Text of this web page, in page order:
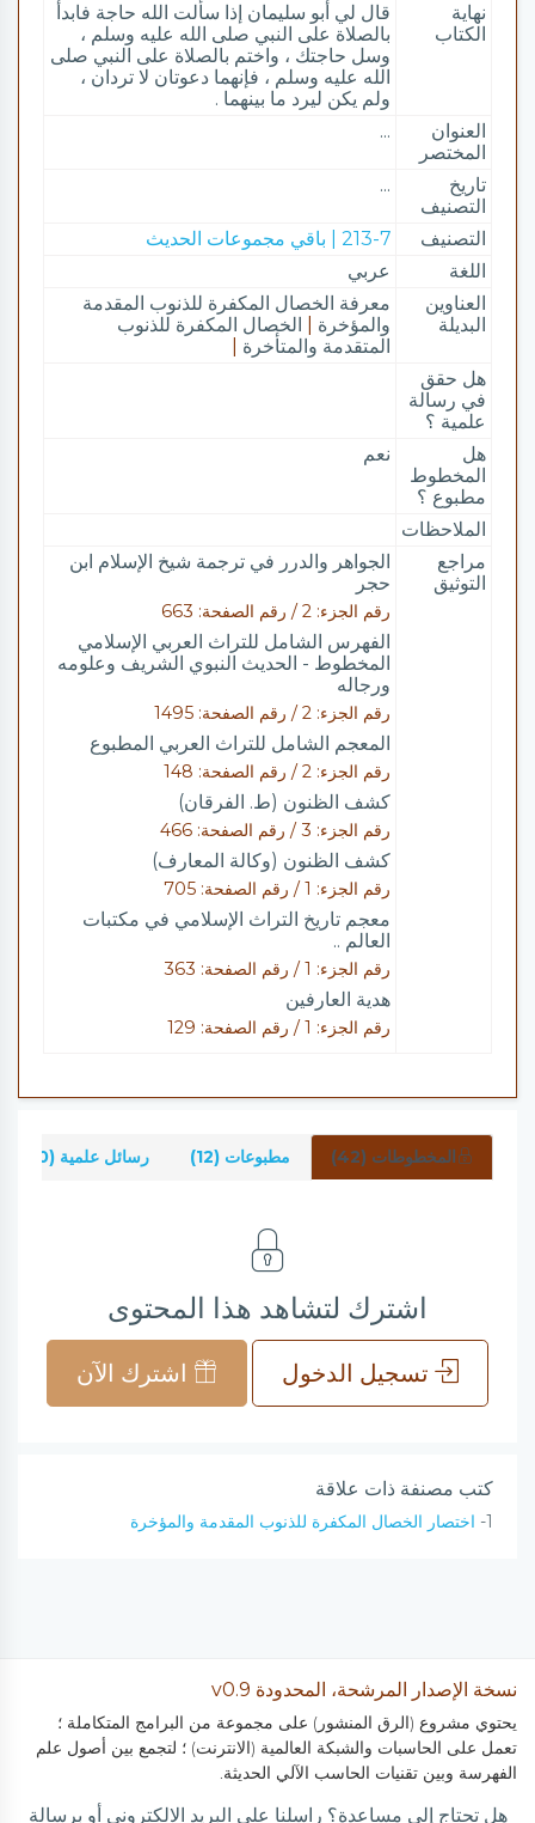
نهاية
الكتاب
قال لي أبو سليمان إذا سألت الله حاجة فابدأ
بالصلاة على النبي صلى الله عليه وسلم ،
وسل حاجتك ، واختم بالصلاة على النبي صلى
الله عليه وسلم ، فإنهما دعوتان لا تردان ،
ولم يكن ليرد ما بينهما .
العنوان
المختصر
...
تاريخ
التصنيف
...
التصنيف
213-7 | باقي مجموعات الحديث
اللغة
عربي
العناوين
البديلة
معرفة الخصال المكفرة للذنوب المقدمة
والمؤخرة
الخصال المكفرة للذنوب
المتقدمة والمتأخرة
هل حقق
في رسالة
علمية ؟
هل
المخطوط
مطبوع ؟
نعم
الملاحظات
مراجع
التوثيق
الجواهر والدرر في ترجمة شيخ الإسلام ابن
حجر
رقم الجزء: 2 / رقم الصفحة: 663
الفهرس الشامل للتراث العربي الإسلامي
المخطوط - الحديث النبوي الشريف وعلومه
ورجاله
رقم الجزء: 2 / رقم الصفحة: 1495
المعجم الشامل للتراث العربي المطبوع
رقم الجزء: 2 / رقم الصفحة: 148
كشف الظنون (ط. الفرقان)
رقم الجزء: 3 / رقم الصفحة: 466
كشف الظنون (وكالة المعارف)
رقم الجزء: 1 / رقم الصفحة: 705
معجم تاريخ التراث الإسلامي في مكتبات
العالم ..
رقم الجزء: 1 / رقم الصفحة: 363
هدية العارفين
رقم الجزء: 1 / رقم الصفحة: 129
المخطوطات (42) مطبوعات (12) رسائل علمية (0)
اشترك لتشاهد هذا المحتوى
تسجيل الدخول اشترك الآن
كتب مصنفة ذات علاقة
1- اختصار الخصال المكفرة للذنوب المقدمة والمؤخرة
نسخة الإصدار المرشحة، المحدودة v0.9
يحتوي مشروع (الرق المنشور) على مجموعة من البرامج المتكاملة ؛
تعمل على الحاسبات والشبكة العالمية (الانترنت) ؛ لتجمع بين أصول علم
الفهرسة وبين تقنيات الحاسب الآلي الحديثة.
هل تحتاج إلى مساعدة؟ راسلنا على البريد الالكتروني أو برسالة